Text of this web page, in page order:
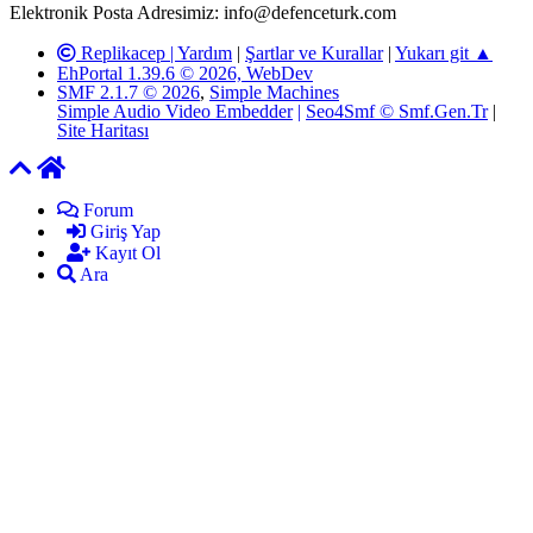
Elektronik Posta Adresimiz: info@defenceturk.com
Replikacep | Yardım | Şartlar ve Kurallar| Yukarı git ▲
EhPortal 1.39.6 © 2026, WebDev
SMF 2.1.7 © 2026, Simple Machines
Simple Audio Video Embedder | Seo4Smf © Smf.Gen.Tr|
Site Haritası
Forum
Giriş Yap
Kayıt Ol
Ara